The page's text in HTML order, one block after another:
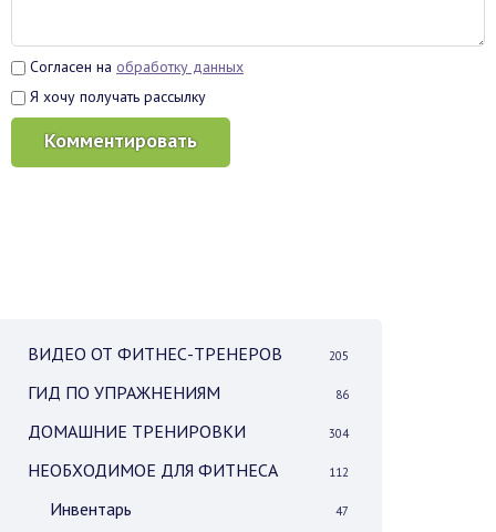
Согласен на обработку данных
Я хочу получать рассылку
Комментировать
ВИДЕО ОТ ФИТНЕС-ТРЕНЕРОВ 205
ГИД ПО УПРАЖНЕНИЯМ 86
ДОМАШНИЕ ТРЕНИРОВКИ 304
НЕОБХОДИМОЕ ДЛЯ ФИТНЕСА 112
Инвентарь 47